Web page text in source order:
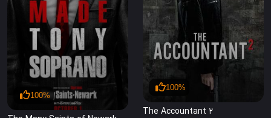
100%
The Accountant 2
100%